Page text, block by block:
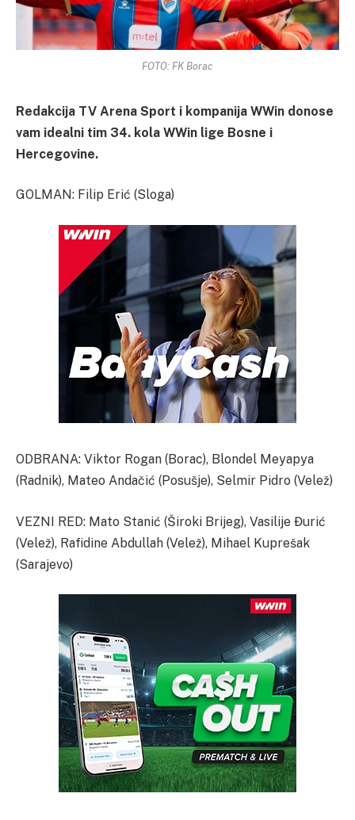
FOTO: FK Borac
Redakcija TV Arena Sport i kompanija WWin donose
vam idealni tim 34. kola WWin lige Bosne i
Hercegovine.
GOLMAN: Filip Erić (Sloga)
ODBRANA: Viktor Rogan (Borac), Blondel Meyapya
(Radnik), Mateo Andačić (Posušje), Selmir Pidro (Velež)
VEZNI RED: Mato Stanić (Široki Brijeg), Vasilije Đurić
(Velež), Rafidine Abdullah (Velež), Mihael Kuprešak
(Sarajevo)